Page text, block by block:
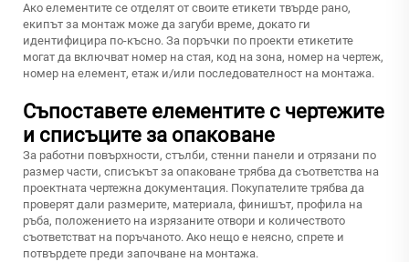
Ако елементите се отделят от своите етикети твърде рано,
екипът за монтаж може да загуби време, докато ги
идентифицира по-късно. За поръчки по проекти етикетите
могат да включват номер на стая, код на зона, номер на чертеж,
номер на елемент, етаж и/или последователност на монтажа.
Съпоставете елементите с чертежите
и списъците за опаковане
За работни повърхности, стълби, стенни панели и отрязани по
размер части, списъкът за опаковане трябва да съответства на
проектната чертежна документация. Покупателите трябва да
проверят дали размерите, материала, финишът, профила на
ръба, положението на изрязаните отвори и количеството
съответстват на поръчаното. Ако нещо е неясно, спрете и
потвърдете преди започване на монтажа.